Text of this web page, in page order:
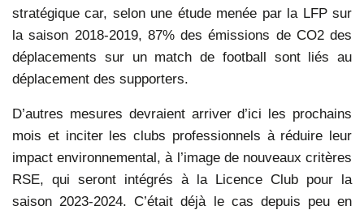
stratégique car, selon une étude menée par la LFP sur
la saison 2018-2019, 87% des émissions de CO2 des
déplacements sur un match de football sont liés au
déplacement des supporters.
D’autres mesures devraient arriver d’ici les prochains
mois et inciter les clubs professionnels à réduire leur
impact environnemental, à l’image de nouveaux critères
RSE, qui seront intégrés à la Licence Club pour la
saison 2023-2024. C’était déjà le cas depuis peu en